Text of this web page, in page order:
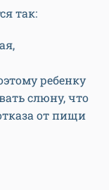
так:
ребенку
слюну, что
от пищи